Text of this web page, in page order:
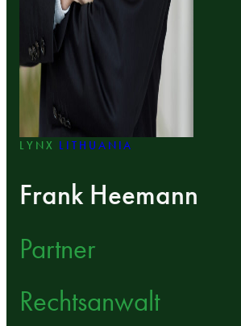
LYNX LITHUANIA
Frank Heemann
Partner
Rechtsanwalt